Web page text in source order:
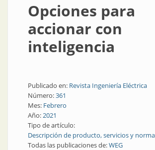
Opciones para
accionar con
inteligencia
Publicado en: Revista Ingeniería Eléctrica
Número:361
Mes: Febrero
Año:2021
Tipo de artículo:
Descripción de producto, servicios y
Todas las publicaciones de:WEG